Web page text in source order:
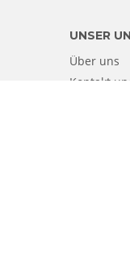
UNSER
Über uns
Kontakt